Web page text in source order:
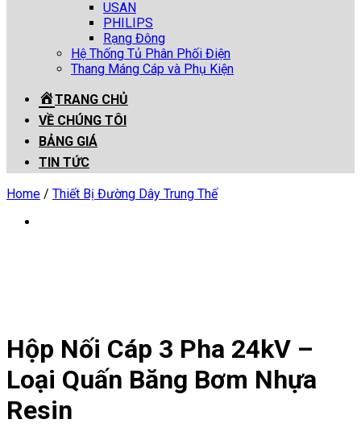
USAN
PHILIPS
Rạng Đông
Hệ Thống Tủ Phân Phối Điện
Thang Máng Cáp và Phụ Kiện
TRANG CHỦ
VỀ CHÚNG TÔI
BẢNG GIÁ
TIN TỨC
Home / Thiết Bị Đường Dây Trung Thế
Hộp Nối Cáp 3 Pha 24kV –
Loại Quấn Băng Bơm Nhựa
Resin